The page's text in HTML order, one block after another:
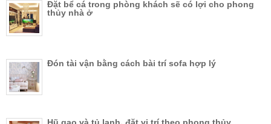
Đặt bể cá trong phòng khách sẽ có lợi cho phong
thủy nhà ở
Đón tài vận bằng cách bài trí sofa hợp lý